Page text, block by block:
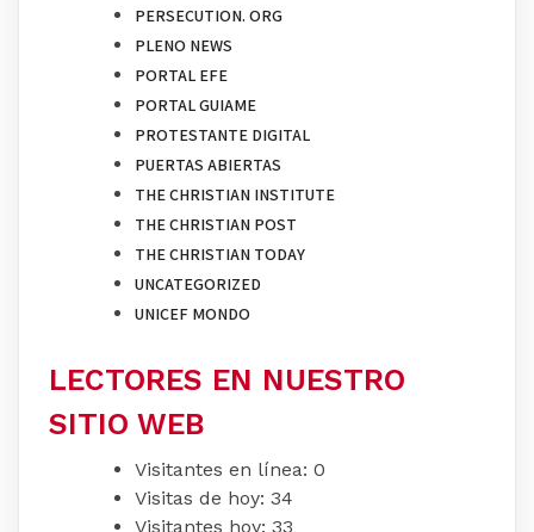
PERSECUTION. ORG
PLENO NEWS
PORTAL EFE
PORTAL GUIAME
PROTESTANTE DIGITAL
PUERTAS ABIERTAS
THE CHRISTIAN INSTITUTE
THE CHRISTIAN POST
THE CHRISTIAN TODAY
UNCATEGORIZED
UNICEF MONDO
LECTORES EN NUESTRO
SITIO WEB
Visitantes en línea: 0
Visitas de hoy: 34
Visitantes hoy: 33